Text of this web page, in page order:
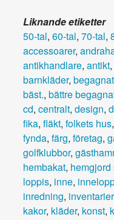
Liknande etiketter
50-tal, 60-tal, 70-tal,
accessoarer,
antikhandlare, antikt,
barnkläder, begagnat
bäst., bättre
cd, centralt, design,
fika, fläkt, folkets hus,
fynda, färg, företag,
golfklubbor,
hembakat, hemgjord
loppis, inne,
inredning, inventarier
kakor, kläder, konst,